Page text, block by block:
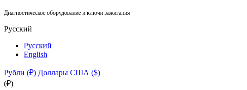
Диагностическое оборудование и ключи зажигания
Русский
Русский
English
Рубли (₽) Доллары США ($)
(₽)